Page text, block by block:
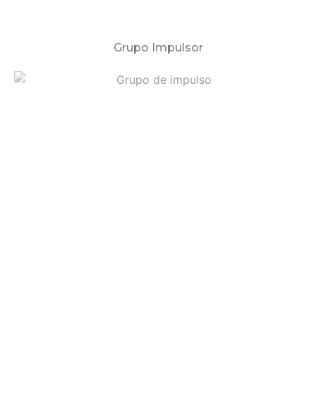
Grupo Impulsor